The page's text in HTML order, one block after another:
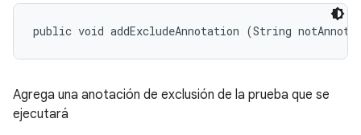
public void addExcludeAnnotation (String
Agrega una anotación de exclusión de la prueba que se
ejecutará